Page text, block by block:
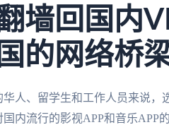
墙回国内
的网络桥
华人、留学生和工作人员来说
国内流行的影视APP和音乐APP